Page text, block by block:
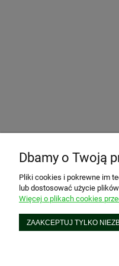
Kontakt i dane
O firmie
Blog
Dbamy o Twoją
Pliki cookies i pokrewne im
lub dostosować użycie
Więcej o plikach cookies
ZAAKCEPTUJ TYLKO